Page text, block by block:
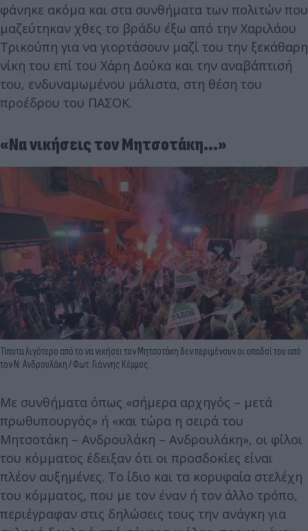
φάνηκε ακόμα και στα συνθήματα των πολιτών που
μαζεύτηκαν χθες το βράδυ έξω από την Χαριλάου
Τρικούπη για να γιορτάσουν μαζί του την ξεκάθαρη
νίκη του επί του Χάρη Δούκα και την αναβάπτισή
του, ενδυναμωμένου μάλιστα, στη θέση του
προέδρου του ΠΑΣΟΚ.
«Να νικήσεις τον Μητσοτάκη...»
Τίποτα λιγότερο από το να νικήσει τον Μητσοτάκη δεν περιμένουν οι οπαδοί του από
τον Ν. Ανδρουλάκη / Φωτ. Γιάννης Κέμμος
Με συνθήματα όπως «σήμερα αρχηγός – μετά
πρωθυπουργός» ή «και τώρα η σειρά του
Μητσοτάκη – Ανδρουλάκη – Ανδρουλάκη», οι φίλοι
του κόμματος έδειξαν ότι οι προσδοκίες είναι
πλέον αυξημένες. Το ίδιο και τα κορυφαία στελέχη
του κόμματος, που με τον έναν ή τον άλλο τρόπο,
περιέγραφαν στις δηλώσεις τους την ανάγκη για